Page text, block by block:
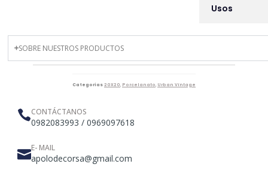
Usos
SOBRE NUESTROS PRODUCTOS
Categorías 20X20, Porcelanato, Urban Vintage
CONTÁCTANOS
0982083993 / 0969097618
E- MAIL
apolodecorsa@gmail.com